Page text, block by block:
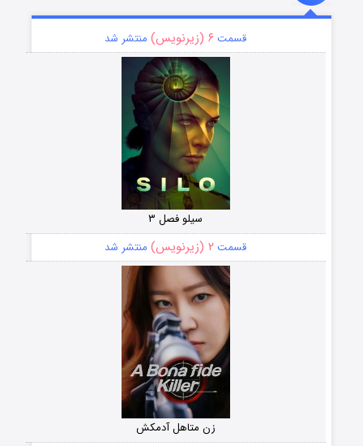
قسمت ۶ (زیرنویس) منتشر شد
سیلو فصل ۳
قسمت ۲ (زیرنویس) منتشر شد
زن متاهل آدمکش